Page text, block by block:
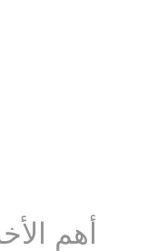
أهم